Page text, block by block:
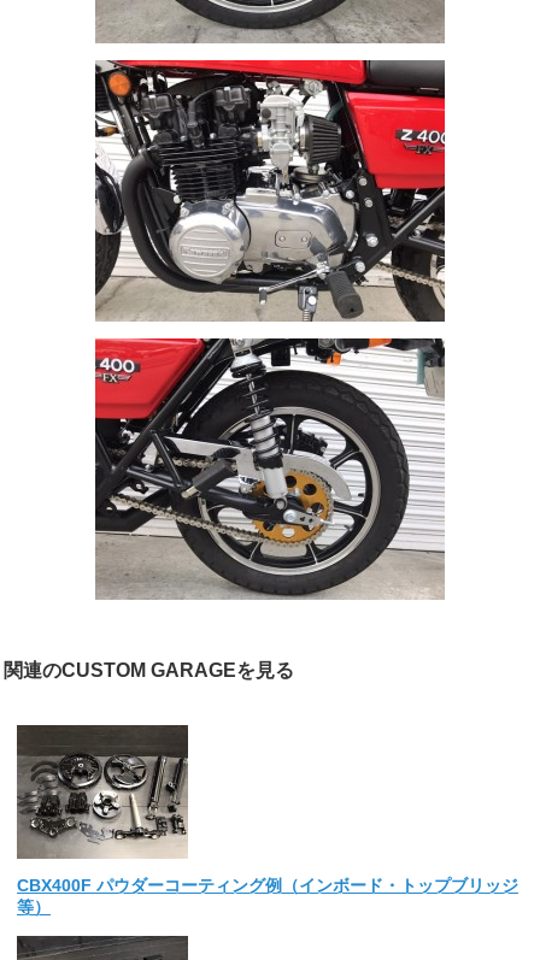
関連のCUSTOM GARAGEを見る
CBX400F パウダーコーティング例（インボード・トップブリッジ
等）